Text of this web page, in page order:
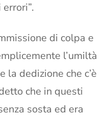
di colpa e
l’umiltà
la dedizione che c’è
che in questi
sosta ed era